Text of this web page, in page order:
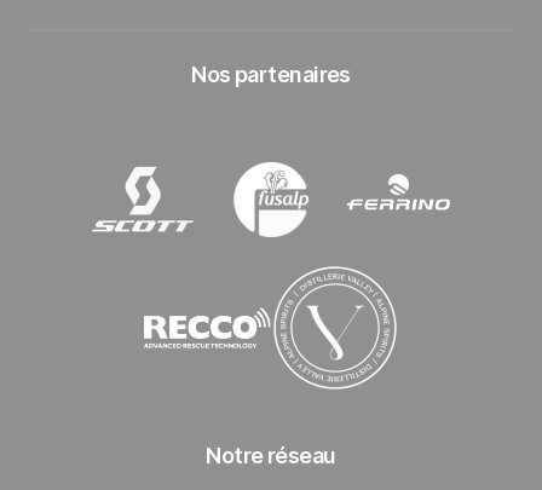
Nos partenaires
SCOTT Fusalp Ferrino
Recco Distillerie Valley
Notre réseau